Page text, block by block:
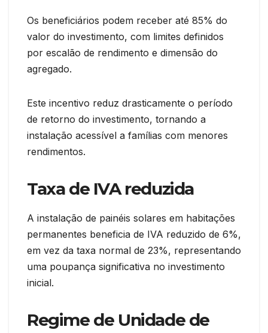
Os beneficiários podem receber até 85% do
valor do investimento, com limites definidos
por escalão de rendimento e dimensão do
agregado.
Este incentivo reduz drasticamente o período
de retorno do investimento, tornando a
instalação acessível a famílias com menores
rendimentos.
Taxa de IVA reduzida
A instalação de painéis solares em habitações
permanentes beneficia de IVA reduzido de 6%,
em vez da taxa normal de 23%, representando
uma poupança significativa no investimento
inicial.
Regime de Unidade de